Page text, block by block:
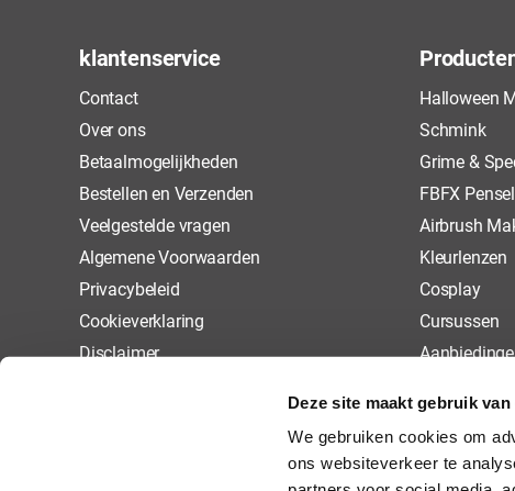
Deze site maakt gebruik
We gebruiken cookies om
ons websiteverkeer te
klantenservice
Contact
Over ons
Betaalmogelijkheden
Bestellen en Verzenden
Veelgestelde vragen
Algemene Voorwaarden
Privacybeleid
Cookieverklaring
Disclaimer
Halloween
Schmink
Grime &
FBFX
Airbrush
Kleurlenzen
Cosplay
Cursussen